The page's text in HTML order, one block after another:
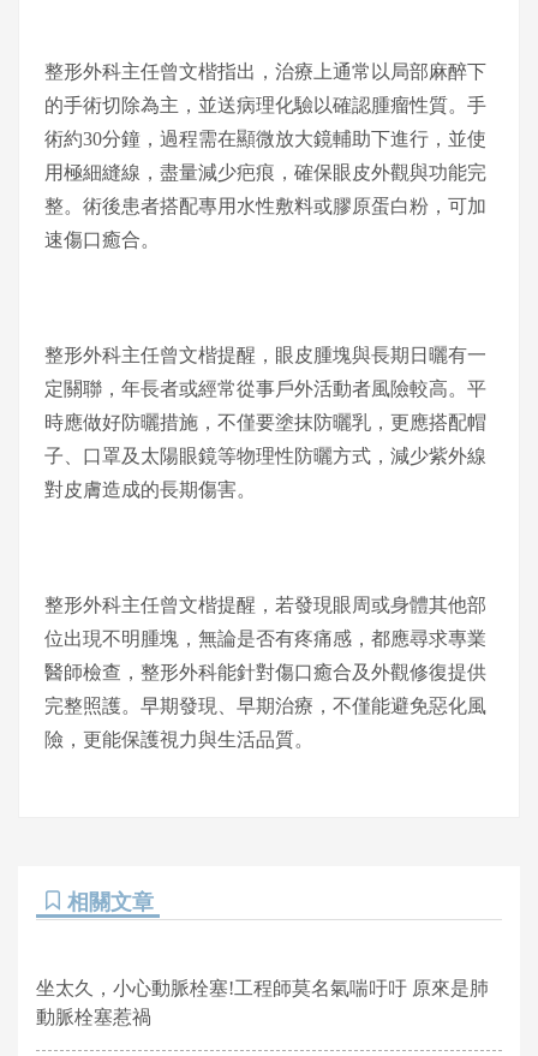
整形外科主任曾文楷指出，治療上通常以局部麻醉下
的手術切除為主，並送病理化驗以確認腫瘤性質。手
術約30分鐘，過程需在顯微放大鏡輔助下進行，並使
用極細縫線，盡量減少疤痕，確保眼皮外觀與功能完
整。術後患者搭配專用水性敷料或膠原蛋白粉，可加
速傷口癒合。
整形外科主任曾文楷提醒，眼皮腫塊與長期日曬有一
定關聯，年長者或經常從事戶外活動者風險較高。平
時應做好防曬措施，不僅要塗抹防曬乳，更應搭配帽
子、口罩及太陽眼鏡等物理性防曬方式，減少紫外線
對皮膚造成的長期傷害。
整形外科主任曾文楷提醒，若發現眼周或身體其他部
位出現不明腫塊，無論是否有疼痛感，都應尋求專業
醫師檢查，整形外科能針對傷口癒合及外觀修復提供
完整照護。早期發現、早期治療，不僅能避免惡化風
險，更能保護視力與生活品質。
相關文章
坐太久，小心動脈栓塞!工程師莫名氣喘吁吁 原來是肺
動脈栓塞惹禍